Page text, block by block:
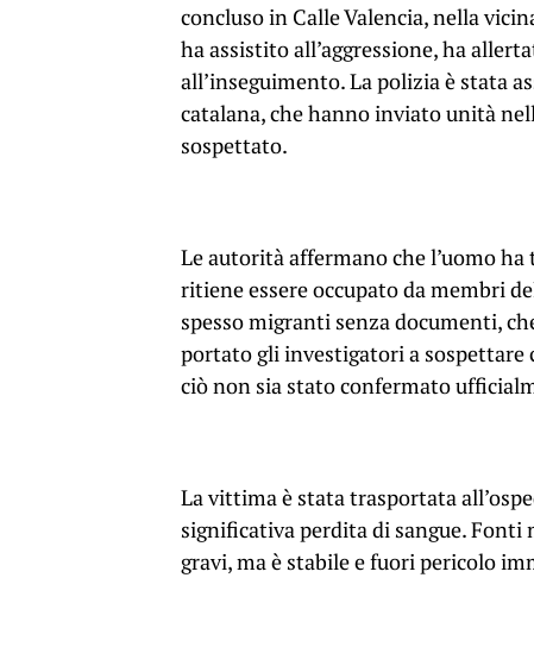
concluso in Calle Valencia, nella
ha assistito all’aggressione, ha
all’inseguimento. La polizia è stata
catalana, che hanno inviato unità
sospettato.
Le autorità affermano che l’uomo
ritiene essere occupato da membri
spesso migranti senza documenti,
portato gli investigatori a sospettare
ciò non sia stato confermato
La vittima è stata trasportata
significativa perdita di sangue. Fonti
gravi, ma è stabile e fuori pericolo